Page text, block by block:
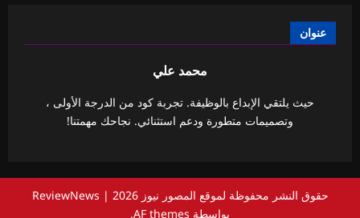
عنوان
محمد علي
حيث يلتقي الإبداع بالوظيفة. تجربة كود من الدرجة الأولى ،
وتصميمات متطورة ودعم استثنائي. نجاحك مهمتنا!
حقوق النشر محفوظة لموقع المصور نيوز 2026 |
ReviewNews
بواسطة AF themes.